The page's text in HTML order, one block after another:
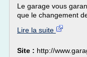
Le garage vous
que le changement
Lire la suite
Site : http://